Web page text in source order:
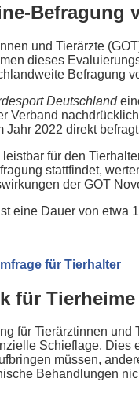
Befragung
und Tierärzte
dieses
Befragung
Deutschland
Verband
2022 direkt
für den
stattfindet,
der GOT
eine Dauer von
für Tierhalter
für
für Tierärztinnen
Schieflage.
müssen,
Behandlungen